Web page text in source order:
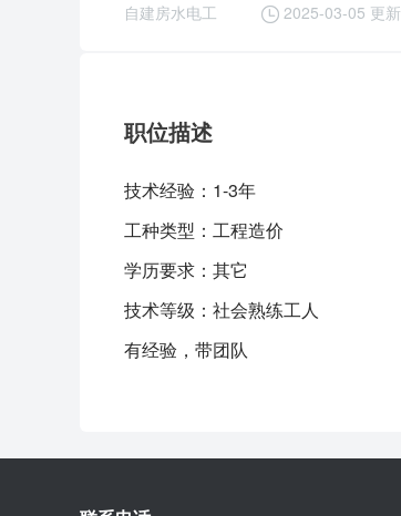
自建房水电工 2025-03-05 更新
职位描述
技术经验： 1-3年
工种类型： 工程造价
学历要求： 其它
技术等级： 社会熟练工人
有经验，带团队